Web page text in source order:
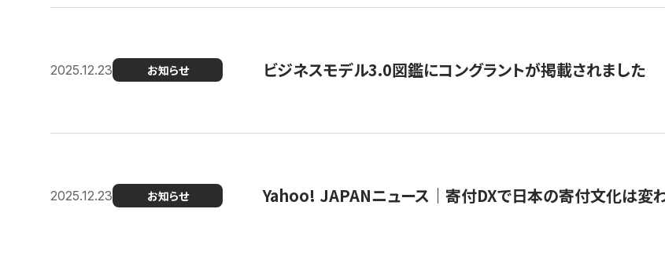
2025.12.23 お知らせ ビジネスモデル3.0図鑑にコングラントが掲載されました
2025.12.23 お知らせ Yahoo! JAPANニュース｜寄付DXで日本の寄付文化は変